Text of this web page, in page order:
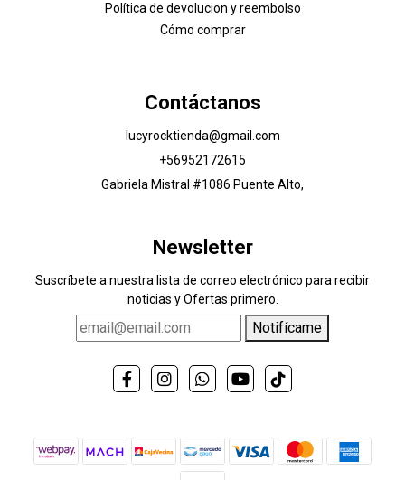
Política de devolucion y reembolso
Cómo comprar
Contáctanos
lucyrocktienda@gmail.com
+56952172615
Gabriela Mistral #1086 Puente Alto,
Newsletter
Suscríbete a nuestra lista de correo electrónico para recibir
noticias y Ofertas primero.
Notifícame